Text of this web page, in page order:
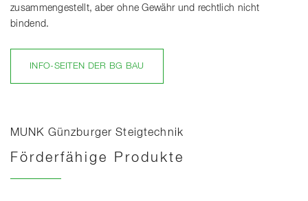
zusammengestellt, aber ohne Gewähr und rechtlich nicht
bindend.
INFO-SEITEN DER BG BAU
MUNK Günzburger Steigtechnik
Förderfähige Produkte